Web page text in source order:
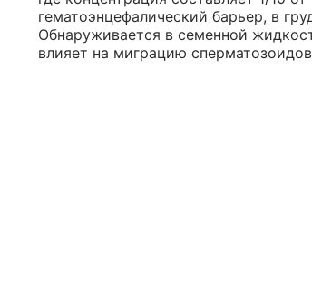
гематоэнцефалический барьер, в
Обнаруживается в семенной
влияет на миграцию